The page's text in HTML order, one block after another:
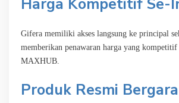
Harga Kompetitif Se-
Gifera memiliki akses langsung ke principal
memberikan penawaran harga yang
MAXHUB.
Produk Resmi